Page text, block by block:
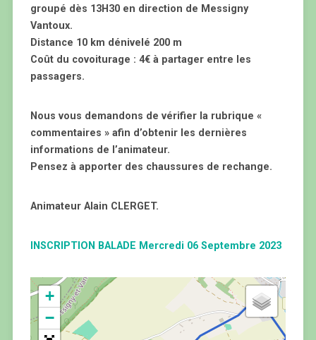
groupé dès 13H30 en direction de Messigny
Vantoux.
Distance 10 km dénivelé 200 m
Coût du covoiturage : 4€ à partager entre les
passagers.
Nous vous demandons de vérifier la rubrique «
commentaires » afin d’obtenir les dernières
informations de l’animateur.
Pensez à apporter des chaussures de rechange.
Animateur Alain CLERGET.
INSCRIPTION BALADE Mercredi 06 Septembre 2023
+
−